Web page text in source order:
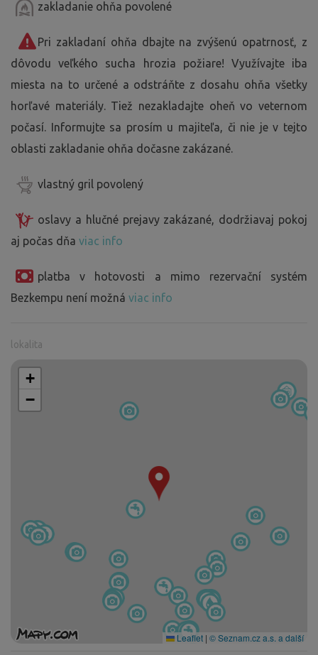
zakladanie ohňa povolené
Pri zakladaní ohňa dbajte na zvýšenú opatrnosť, z
dôvodu veľkého sucha hrozia požiare! Využívajte iba
miesta na to určené a odstráňte z dosahu ohňa všetky
horľavé materiály. Tiež nezakladajte oheň vo veternom
počasí. Informujte sa prosím u majiteľa, či nie je v tejto
oblasti zakladanie ohňa dočasne zakázané.
vlastný gril povolený
oslavy a hlučné prejavy zakázané, dodržiavaj pokoj
aj počas dňa viac info
platba v hotovosti a mimo rezervační systém
Bezkempu není možná viac info
lokalita
+
−
Leaflet | © Seznam.cz a.s. a další